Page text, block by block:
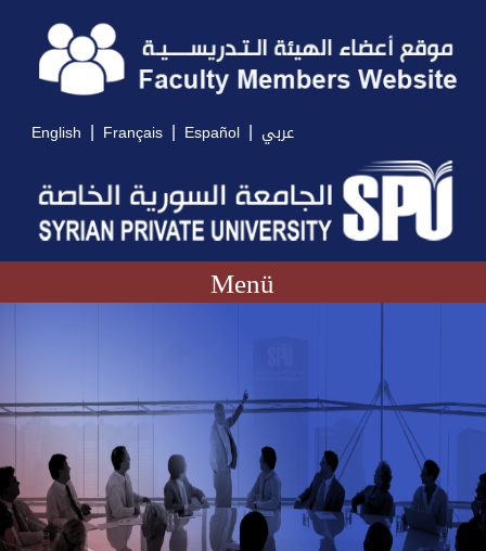
English | Français | Español | عربي
Menü